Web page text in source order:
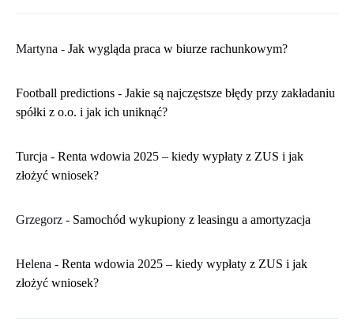
Martyna - ​Jak wygląda praca w biurze rachunkowym?
Football predictions - Jakie są najczęstsze błędy przy zakładaniu
spółki z o.o. i jak ich uniknąć?
Turcja - Renta wdowia 2025 – kiedy wypłaty z ZUS i jak
złożyć wniosek?
Grzegorz - Samochód wykupiony z leasingu a amortyzacja
Helena - Renta wdowia 2025 – kiedy wypłaty z ZUS i jak
złożyć wniosek?